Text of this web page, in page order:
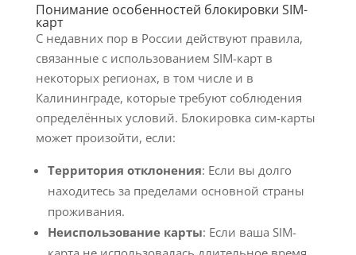
Понимание особенностей блокировки SIM-
карт
С недавних пор в России действуют правила,
связанные с использованием SIM-карт в
некоторых регионах, в том числе и в
Калининграде, которые требуют соблюдения
определённых условий. Блокировка сим-карты
может произойти, если:
Территория отклонения: Если вы долго
находитесь за пределами основной страны
проживания.
Неиспользование карты: Если ваша SIM-